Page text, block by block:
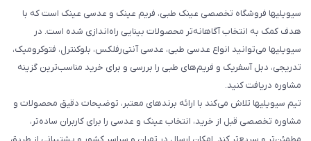
سیویلیها فروشگاه تخصصی عینک طبی، فریم عینک و عدسی عینک است که با
هدف کمک به انتخاب آگاهانه‌تر محصولات بینایی راه‌اندازی شده است. در
سیویلیها می‌توانید انواع عدسی طبی، عدسی آنتی‌رفلکس، بلوکنترل، فتوکرومیک،
تدریجی، دبل آسفریک و فریم‌های طبی را بررسی و برای خرید مناسب‌ترین گزینه
مشاوره دریافت کنید.
تیم سیویلیها تلاش می‌کند با ارائه برندهای معتبر، توضیحات دقیق محصولات و
مشاوره تخصصی قبل از خرید، انتخاب عینک و عدسی را برای کاربران ساده‌تر،